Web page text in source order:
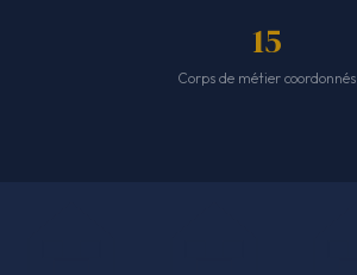
15
Corps de métier coordonnés